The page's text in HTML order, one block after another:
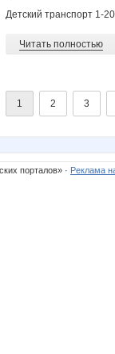
Детский транспорт 1-
Читать полностью
1 2 3
порталов» · Реклама